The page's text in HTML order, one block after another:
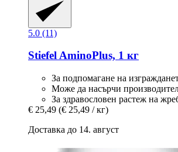
5.0 (11)
StiefelAminoPlus, 1 кг
За подпомагане на
Може да насърчи
За здравословен растеж на
€ 25,49 (€ 25,49 / кг)
Доставка до 14. август